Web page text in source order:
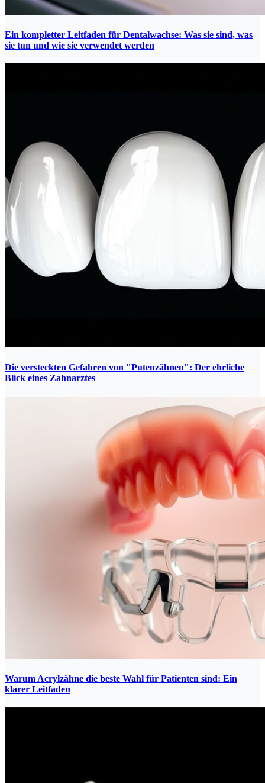
Ein kompletter Leitfaden für Dentalwachse: Was sie sind, was
sie tun und wie sie verwendet werden
Die versteckten Gefahren von "Putenzähnen": Der ehrliche
Blick eines Zahnarztes
Warum Acrylzähne die beste Wahl für Patienten sind: Ein
klarer Leitfaden